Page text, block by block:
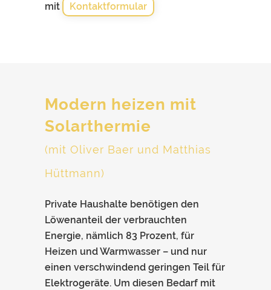
mit
Kontaktformular
Modern heizen mit
Solarthermie
(mit Oliver Baer und Matthias
Hüttmann)
Private Haushalte benötigen den
Löwenanteil der verbrauchten
Energie, nämlich 83 Prozent, für
Heizen und Warmwasser – und nur
einen verschwindend geringen Teil für
Elektrogeräte. Um diesen Bedarf mit